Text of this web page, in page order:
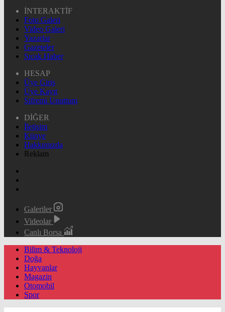
İNTERAKTİF
Foto Galeri
Video Galeri
Yazarlar
Gazeteler
Sıcak Haber
HESAP
Üye Giriş
Üye Kayıt
Şifremi Unuttum
DİĞER
İletişim
Künye
Hakkımızda
Reklam
Galeriler
Videolar
Canlı Borsa
Bilim & Teknoloji
Doğa
Hayvanlar
Magazin
Otomobil
Spor